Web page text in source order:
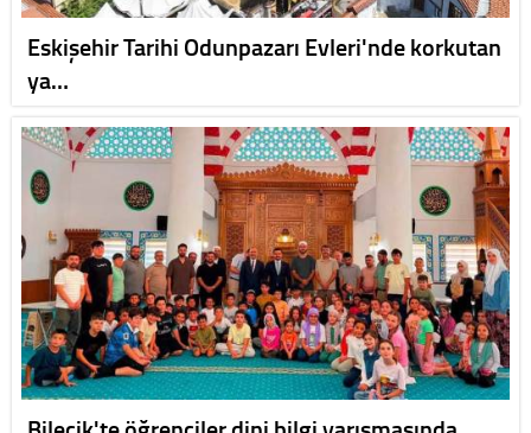
Eskişehir Tarihi Odunpazarı Evleri'nde korkutan
ya…